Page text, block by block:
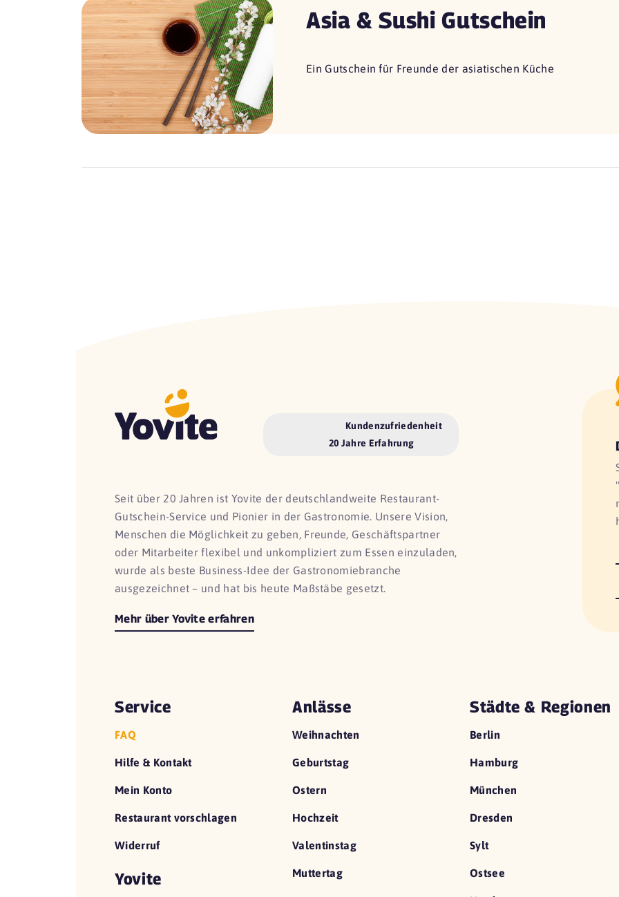
Asia & Sushi Gutschein
Ein Gutschein für Freunde der asiatischen Küche
Kundenzufriedenheit
20 Jahre Erfahrung
Seit über 20 Jahren ist Yovite der deutschlandweite Restaurant-
Gutschein-Service und Pionier in der Gastronomie. Unsere Vision,
Menschen die Möglichkeit zu geben, Freunde, Geschäftspartner
oder Mitarbeiter flexibel und unkompliziert zum Essen einzuladen,
wurde als beste Business-Idee der Gastronomiebranche
ausgezeichnet – und hat bis heute Maßstäbe gesetzt.
Mehr über Yovite erfahren
Service
FAQ
Hilfe & Kontakt
Mein Konto
Restaurant vorschlagen
Widerruf
Yovite
Anlässe
Weihnachten
Geburtstag
Ostern
Hochzeit
Valentinstag
Muttertag
Städte & Regionen
Berlin
Hamburg
München
Dresden
Sylt
Ostsee